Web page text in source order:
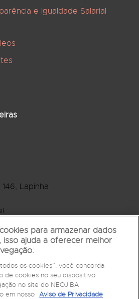
e Igualdade Salarial
, Lapinha
Bairro Barbalho
para armazenar dados
ajuda a oferecer melhor
os cookies”, você concorda
de cookies no seu dispositivo
no site do NEOJIBA
em nosso Aviso de Privacidade